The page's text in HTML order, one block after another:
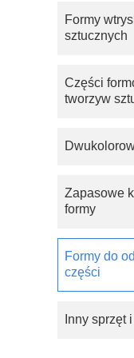
Formy
sztucznych
Części
tworzyw
Zapasowe
formy
Formy do
części
Inny sprzęt